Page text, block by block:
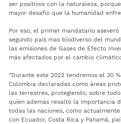
ser positivos con la naturaleza,
mayor desafío que la humanidad
Por eso, el primer mandatario
segundo país mas biodiverso del
las emisiones de Gases de Efecto
más afectados por el cambio
“Durante este 2022 tendremos el 30
Colombia declaradas como áreas
las terrestres, protegiendo, sobre
quien además resaltó la importancia
todas las naciones, como
con Ecuador, Costa Rica y Panamá,